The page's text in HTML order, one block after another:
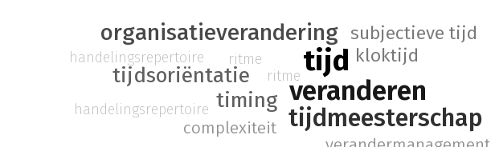
tijd
veranderen
tijdmeesterschap
organisatieverandering
timing
tijdsoriëntatie
subjectieve tijd
kloktijd
complexiteit
handelingsrepertoire
ritme
handelingsrepertoire
ritme